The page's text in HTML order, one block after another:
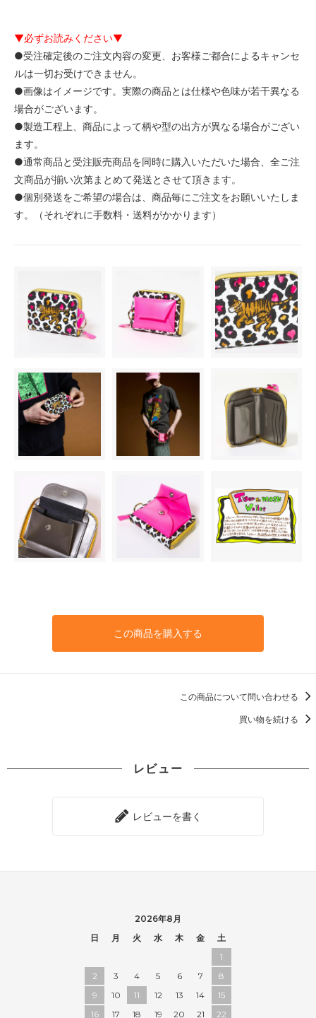
▼必ずお読みください▼
●受注確定後のご注文内容の変更、お客様ご都合によるキャンセ
ルは一切お受けできません。
●画像はイメージです。実際の商品とは仕様や色味が若干異なる
場合がございます。
●製造工程上、商品によって柄や型の出方が異なる場合がござい
ます。
●通常商品と受注販売商品を同時に購入いただいた場合、全ご注
文商品が揃い次第まとめて発送とさせて頂きます。
●個別発送をご希望の場合は、商品毎にご注文をお願いいたしま
す。（それぞれに手数料・送料がかかります）
この商品を購入する
この商品について問い合わせる
買い物を続ける
レビュー
レビューを書く
2026年8月
日
月 火 水 木 金
土
1
2
3 4 5 6 7
8
9
10 11 12 13 14
15
16
17 18 19 20 21
22